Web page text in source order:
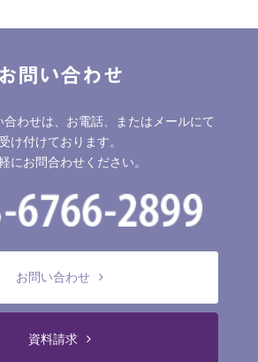
問い合わせ
わせは、お電話、またはメールにて
受け付けております。
にお問合わせください。
お問い合わせ
資料請求